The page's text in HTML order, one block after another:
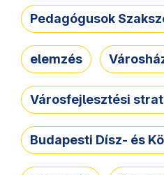
Pedagógusok
elemzés
Városfejlesztési
Budapesti Dísz- és